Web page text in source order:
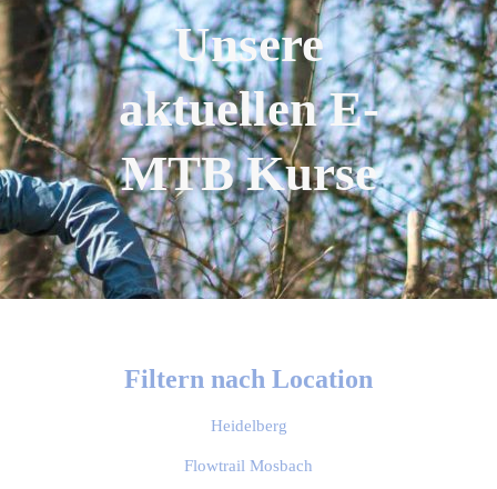
Unsere
aktuellen E-
MTB Kurse
Filtern nach Location
Heidelberg
Flowtrail Mosbach